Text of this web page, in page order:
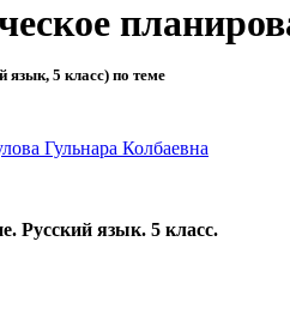
язык, 5 класс) по теме
Гульнара Колбаевна
Русский язык. 5 класс.